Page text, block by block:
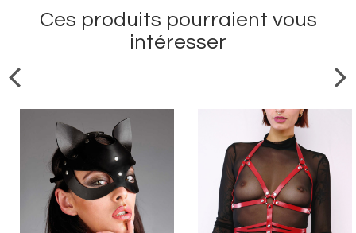
Ces produits pourraient vous
intéresser